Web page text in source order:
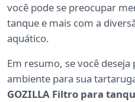
você pode se preocupar
tanque e mais com a
aquático.
Em resumo, se você
ambiente para sua
GOZILLA Filtro para